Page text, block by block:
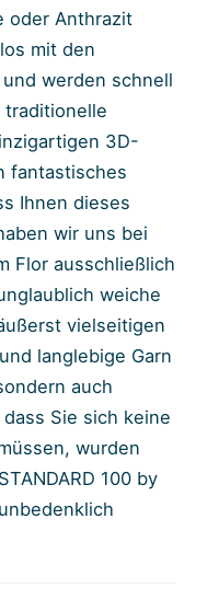
oder Anthrazit
mit den
werden schnell
traditionelle
3D-
fantastisches
Ihnen dieses
wir uns bei
Flor ausschließlich
weiche
vielseitigen
langlebige Garn
auch
Sie sich keine
wurden
100 by